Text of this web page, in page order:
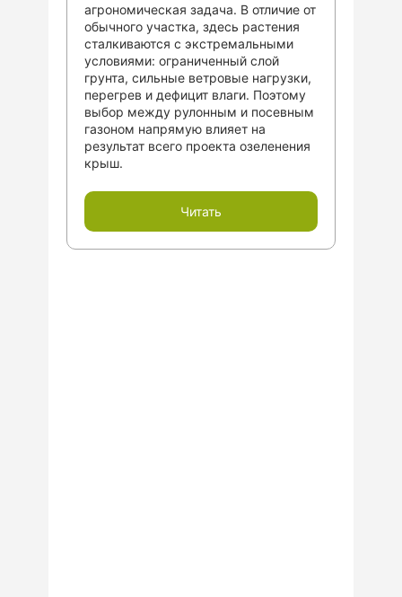
агрономическая задача. В отличие от
обычного участка, здесь растения
сталкиваются с экстремальными
условиями: ограниченный слой
грунта, сильные ветровые нагрузки,
перегрев и дефицит влаги. Поэтому
выбор между рулонным и посевным
газоном напрямую влияет на
результат всего проекта озеленения
крыш.
Читать